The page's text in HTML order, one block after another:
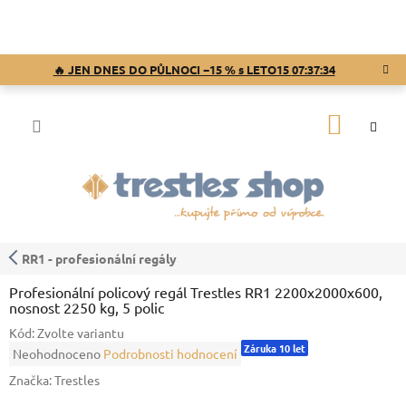
🔥 JEN DNES DO PŮLNOCI −15 % s LETO1507:37:33
RR1 - profesionální regály
Profesionální policový regál Trestles RR1 2200x2000x600,
nosnost 2250 kg, 5 polic
Kód:Zvolte variantu
Průměrné
produktu
Neohodnoceno Podrobnosti hodnocení Záruka 10 let
Značka:Trestles